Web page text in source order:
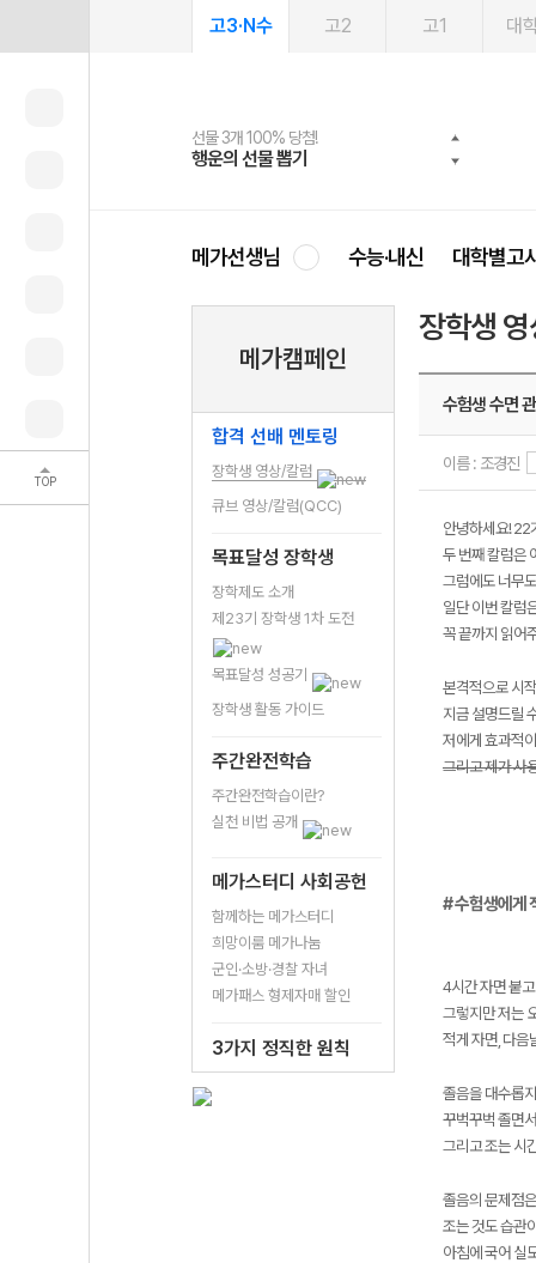
TOP
고3·N수 고2 고1 대
선물 3개 100% 당첨!
행운의 선물 뽑기
선물 100% 증정!
메가스터디 X 올리브
여름방학 스터디 캐시백
메가런 썸머스쿨
2027 러셀 단과
강사 공개선발
스마트러닝앱
설문 EVENT
메가패스
3일 무료 체험권
메가패스 수강생 무료혜택!
메가클럽 멤버십
사회공헌 캠페인
희망이룸 메가나눔
메가선생님 수능·내신 대학별고
메가캠페인
합격 선배 멘토링
장학생 영상/칼럼
큐브 영상/칼럼(QCC)
목표달성 장학생
장학제도 소개
제23기 장학생 1차 도전
목표달성 성공기
장학생 활동 가이드
주간완전학습
주간완전학습이란?
실천 비법 공개
메가스터디 사회공헌
함께하는 메가스터디
희망이룸 메가나눔
군인·소방·경찰 자녀
메가패스 형제자매 할인
3가지 정직한 원칙
장학생
수험생 수면
이름 : 조경진
안녕하세요! 22
두 번째 칼럼은
그럼에도 너무
일단 이번 칼럼
꼭 끝까지 읽어
본격적으로 시
지금 설명드릴
저에게 효과적
그리고 제가 사
# 수험생에게
4시간 자면 붙
그렇지만 저는
적게 자면, 다음
졸음을 대수롭
꾸벅꾸벅 졸면
그리고 조는 시
졸음의 문제점
조는 것도 습관
아침에 국어 실